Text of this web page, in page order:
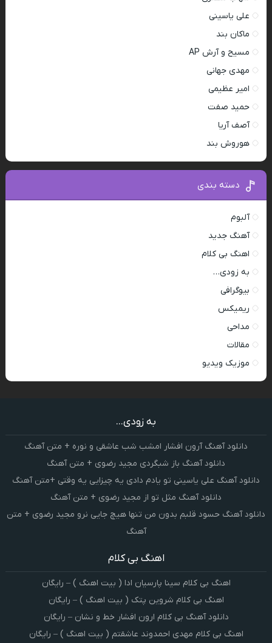
علی یاسینی
ماکان بند
مسیح و آرش AP
مهدی جهانی
امیر عظیمی
حمید صفت
آصف آریا
هوروش بند
دسته بندی
آلبوم
آهنگ جدید
اهنگ بی کلام
به زودی…
بیوگرافی
ریمیکس
مداحی
مقالات
موزیک ویدیو
به زودی...
دانلود آهنگ آرون افشار امشب شب عاشقی و نوره + متن آهنگ
دانلود آهنگ باز شبگردی مجید رضوی + متن آهنگ
دانلود آهنگ علی یاسینی تو یادم دادی یه چیزایی یه وقتی +متن آهنگ
دانلود آهنگ مثل تو از مجید رضوی + متن آهنگ
دانلود آهنگ حسود قلبم بدون من تنها هیچ جایی نرو مجید رضوی + متن
آهنگ
اهنگ بی کلام
اهنگ بی کلام سینا پارسیان ادا ( بیت اهنگ ) – رایگان
اهنگ بی کلام شروین پتک ( بیت اهنگ ) – رایگان
دانلود آهنگ بی کلام ارون افشار خط و نشان – رایگان
اهنگ بی کلام مهدی احمدوند عاشقتم ( بیت اهنگ ) – رایگان